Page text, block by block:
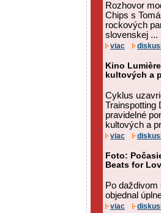
Rozhovor
Chips s
rockových
slovenskej ...
viac
Kino
kultových a
Cyklus
Trainspotting
pravidelné
kultových a
viac
Foto:
Beats for
Po
objednal
viac